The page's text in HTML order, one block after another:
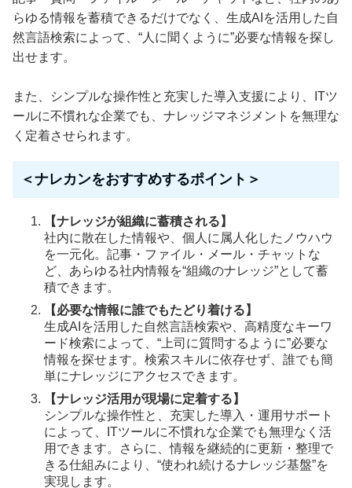
らゆる情報を蓄積できるだけでなく、生成AIを活用した自
然言語検索によって、“人に聞くように”必要な情報を探し
出せます。
また、シンプルな操作性と充実した導入支援により、ITツ
ールに不慣れな企業でも、ナレッジマネジメントを無理な
く定着させられます。
＜ナレカンをおすすめするポイント＞
【ナレッジが組織に蓄積される】
社内に散在した情報や、個人に属人化したノウハウ
を一元化。記事・ファイル・メール・チャットな
ど、あらゆる社内情報を“組織のナレッジ”として蓄
積できます。
【必要な情報に誰でもたどり着ける】
生成AIを活用した自然言語検索や、高精度なキーワ
ード検索によって、“上司に質問するように”必要な
情報を探せます。検索スキルに依存せず、誰でも簡
単にナレッジにアクセスできます。
【ナレッジ活用が現場に定着する】
シンプルな操作性と、充実した導入・運用サポート
によって、ITツールに不慣れな企業でも無理なく活
用できます。さらに、情報を継続的に更新・整理で
きる仕組みにより、“使われ続けるナレッジ基盤”を
実現します。